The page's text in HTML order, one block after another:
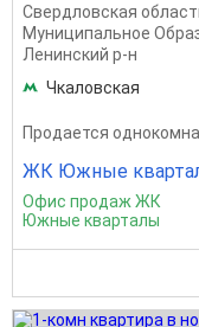
Свердловская
Муниципальное
Ленинский р-н
Чкаловская
Продается
ЖК Южные
Офис продаж ЖК
Южные кварталы